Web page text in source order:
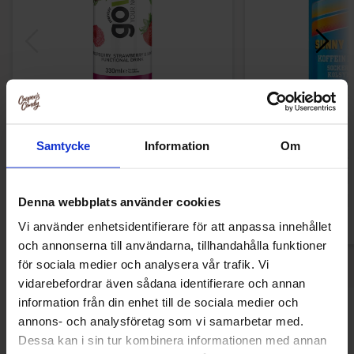
Samtycke Information Om
Denna webbplats använder cookies
Vi använder enhetsidentifierare för att anpassa innehållet
och annonserna till användarna, tillhandahålla funktioner
för sociala medier och analysera vår trafik. Vi
vidarebefordrar även sådana identifierare och annan
information från din enhet till de sociala medier och
annons- och analysföretag som vi samarbetar med.
Dessa kan i sin tur kombinera informationen med annan
16.90 kr
NOCCO
Andre kunne lide